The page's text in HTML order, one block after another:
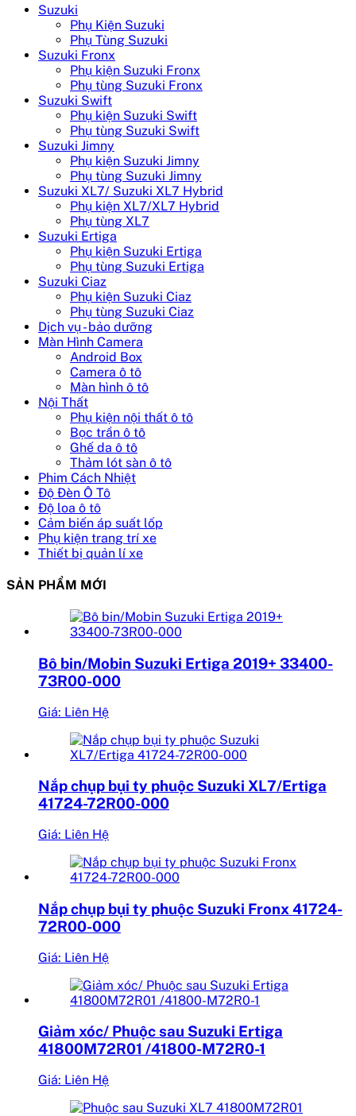
Suzuki
Phụ Kiện Suzuki
Phụ Tùng Suzuki
Suzuki Fronx
Phụ kiện Suzuki Fronx
Phụ tùng Suzuki Fronx
Suzuki Swift
Phụ kiện Suzuki Swift
Phụ tùng Suzuki Swift
Suzuki Jimny
Phụ kiện Suzuki Jimny
Phụ tùng Suzuki Jimny
Suzuki XL7/ Suzuki XL7 Hybrid
Phụ kiện XL7/XL7 Hybrid
Phụ tùng XL7
Suzuki Ertiga
Phụ kiện Suzuki Ertiga
Phụ tùng Suzuki Ertiga
Suzuki Ciaz
Phụ kiện Suzuki Ciaz
Phụ tùng Suzuki Ciaz
Dịch vụ - bảo dưỡng
Màn Hình Camera
Android Box
Camera ô tô
Màn hình ô tô
Nội Thất
Phụ kiện nội thất ô tô
Bọc trần ô tô
Ghế da ô tô
Thảm lót sàn ô tô
Phim Cách Nhiệt
Độ Đèn Ô Tô
Độ loa ô tô
Cảm biến áp suất lốp
Phụ kiện trang trí xe
Thiết bị quản lí xe
SẢN PHẨM MỚI
Bô bin/Mobin Suzuki Ertiga 2019+ 33400-
73R00-000
Giá: Liên Hệ
Nắp chụp bụi ty phuộc Suzuki XL7/Ertiga
41724-72R00-000
Giá: Liên Hệ
Nắp chụp bụi ty phuộc Suzuki Fronx 41724-
72R00-000
Giá: Liên Hệ
Giảm xóc/ Phuộc sau Suzuki Ertiga
41800M72R01 /41800-M72R0-1
Giá: Liên Hệ